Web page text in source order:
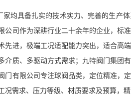
具备扎实的技术实力、完善的生产
公司作为深耕行业二十余年的企业，标
先进，极端工况适配能力突出，适合高
介质、多驱动方式需求；九特阀门集团
门有限公司专注球阀品类，定位精准，
况需求、压力等级、材质要求及预算，